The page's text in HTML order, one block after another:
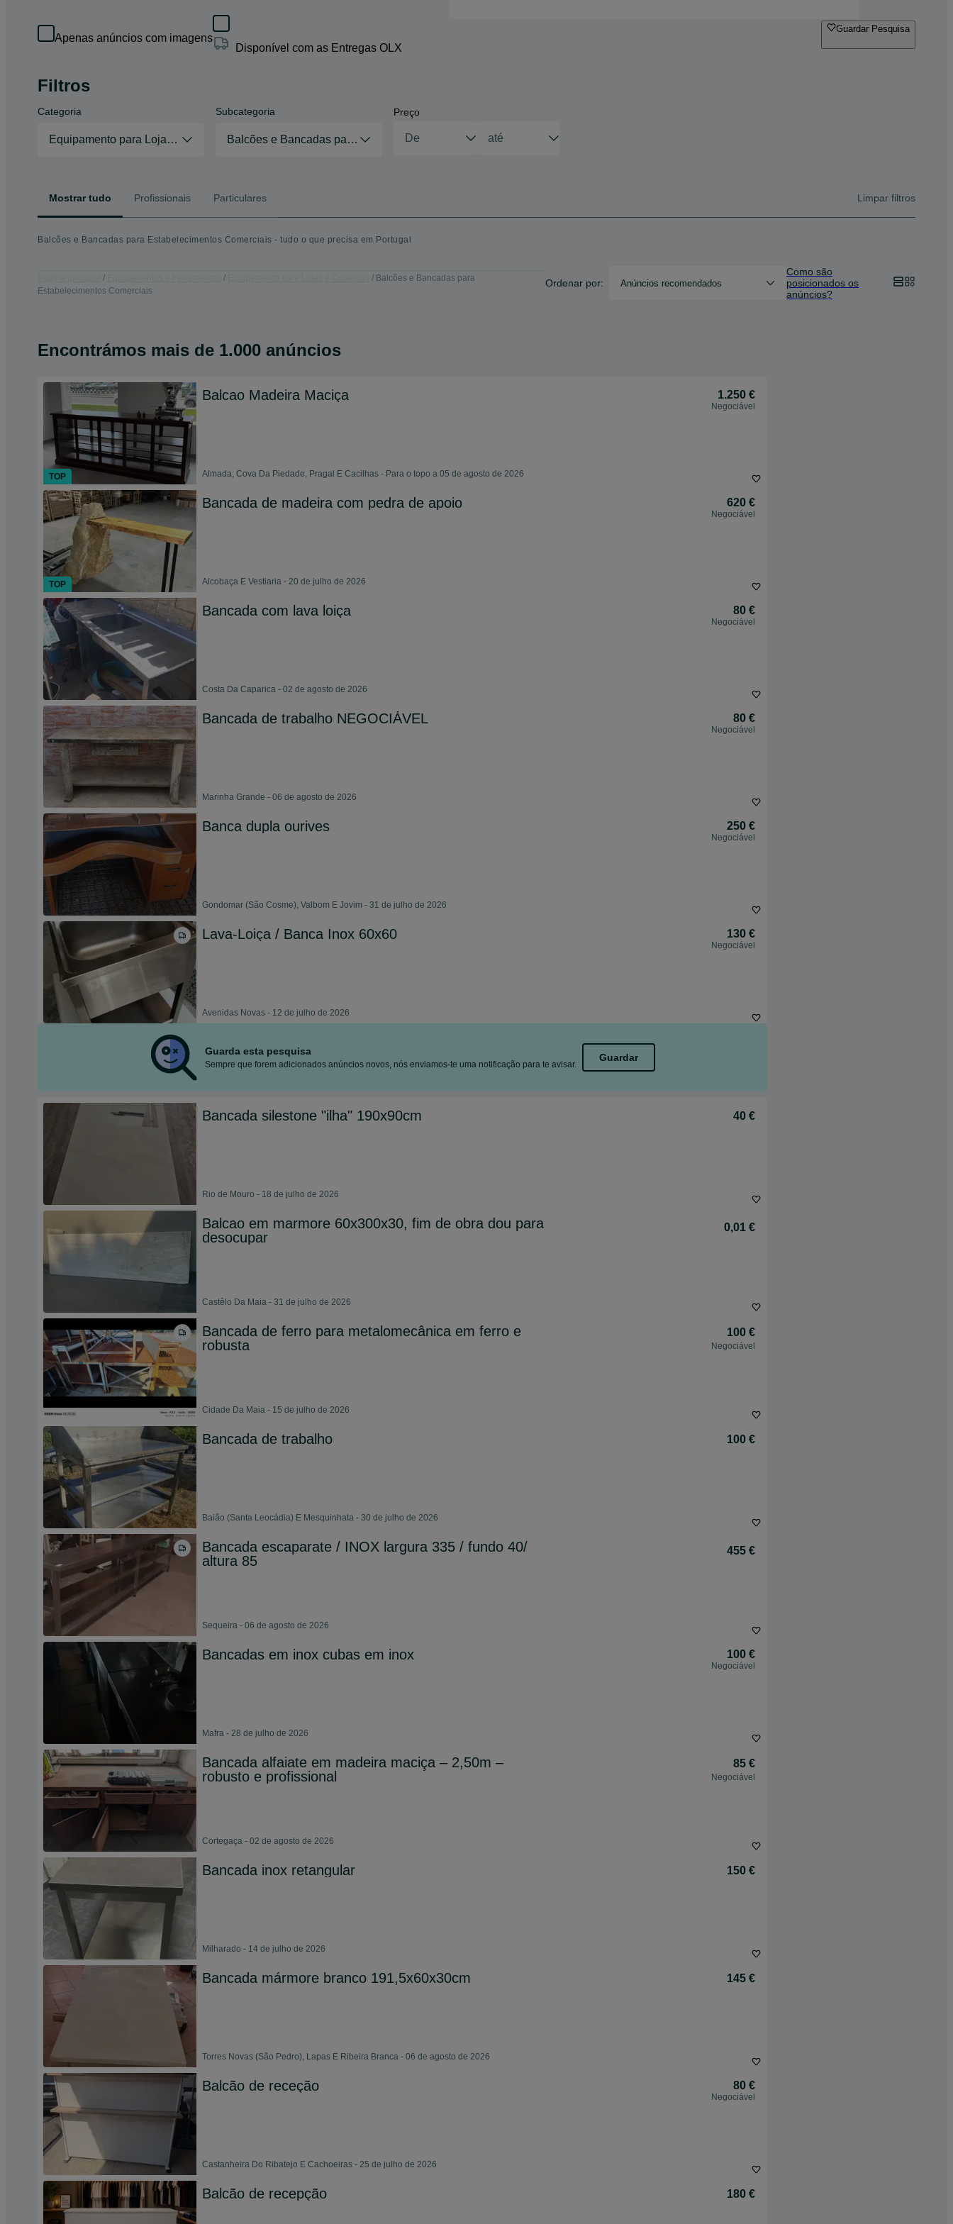
Apenas anúncios com imagens
Disponível com as Entregas OLX
Guardar Pesquisa
Filtros
Categoria
Equipamento para Lojas e Comércio
Subcategoria
Balcões e Bancadas para Estabelecimentos Comerciais
Preço
Mostrar tudo Profissionais Particulares Limpar filtros
Balcões e Bancadas para Estabelecimentos Comerciais - tudo o que precisa em Portugal
Balcões e Bancadas para
Estabelecimentos Comerciais
Ordenar por: Anúncios recomendados
Como são
posicionados os
anúncios?
Encontrámos mais de 1.000 anúncios
Balcao Madeira Maciça 1.250 €
Negociável
Almada, Cova Da Piedade, Pragal E Cacilhas - Para o topo a 05 de agosto de 2026
Bancada de madeira com pedra de apoio 620 €
Negociável
Alcobaça E Vestiaria - 20 de julho de 2026
Bancada com lava loiça 80 €
Negociável
Costa Da Caparica - 02 de agosto de 2026
Bancada de trabalho NEGOCIÁVEL 80 €
Negociável
Marinha Grande - 06 de agosto de 2026
Banca dupla ourives 250 €
Negociável
Gondomar (São Cosme), Valbom E Jovim - 31 de julho de 2026
Lava-Loiça / Banca Inox 60x60 130 €
Negociável
Avenidas Novas - 12 de julho de 2026
Guarda esta pesquisa
Sempre que forem adicionados anúncios novos, nós enviamos-te uma notificação para te avisar.
Guardar
Bancada silestone "ilha" 190x90cm 40 €
Rio de Mouro - 18 de julho de 2026
Balcao em marmore 60x300x30, fim de obra dou para
desocupar
0,01 €
Castêlo Da Maia - 31 de julho de 2026
Bancada de ferro para metalomecânica em ferro e
robusta
100 €
Negociável
Cidade Da Maia - 15 de julho de 2026
Bancada de trabalho 100 €
Baião (Santa Leocádia) E Mesquinhata - 30 de julho de 2026
Bancada escaparate / INOX largura 335 / fundo 40/
altura 85
455 €
Sequeira - 06 de agosto de 2026
Bancadas em inox cubas em inox 100 €
Negociável
Mafra - 28 de julho de 2026
Bancada alfaiate em madeira maciça – 2,50m –
robusto e profissional
85 €
Negociável
Cortegaça - 02 de agosto de 2026
Bancada inox retangular 150 €
Milharado - 14 de julho de 2026
Bancada mármore branco 191,5x60x30cm 145 €
Torres Novas (São Pedro), Lapas E Ribeira Branca - 06 de agosto de 2026
Balcão de receção 80 €
Negociável
Castanheira Do Ribatejo E Cachoeiras - 25 de julho de 2026
Balcão de recepção 180 €
TOP
TOP